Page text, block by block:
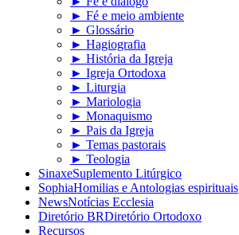
► Fé e meio ambiente
► Glossário
► Hagiografia
► História da Igreja
► Igreja Ortodoxa
► Liturgia
► Mariologia
► Monaquismo
► Pais da Igreja
► Temas pastorais
► Teologia
SinaxeSuplemento Litúrgico
SophiaHomilias e Antologias espirituais
NewsNotícias Ecclesia
Diretório BRDiretório Ortodoxo
Recursos